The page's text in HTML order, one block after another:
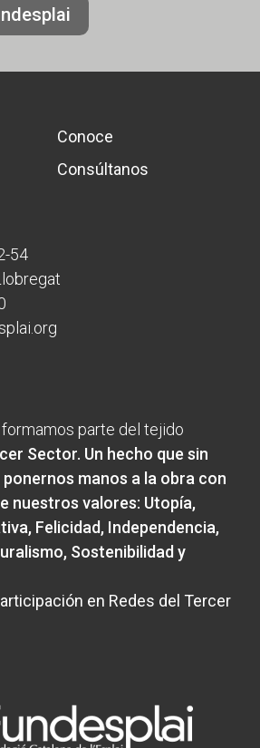
Conoce
Consúltanos
54
parte del tejido
Sector. Un hecho que sin
ponernos manos a la obra con
nuestros valores: Utopía,
Felicidad, Independencia,
Sostenibilidad y
en Redes del Tercer